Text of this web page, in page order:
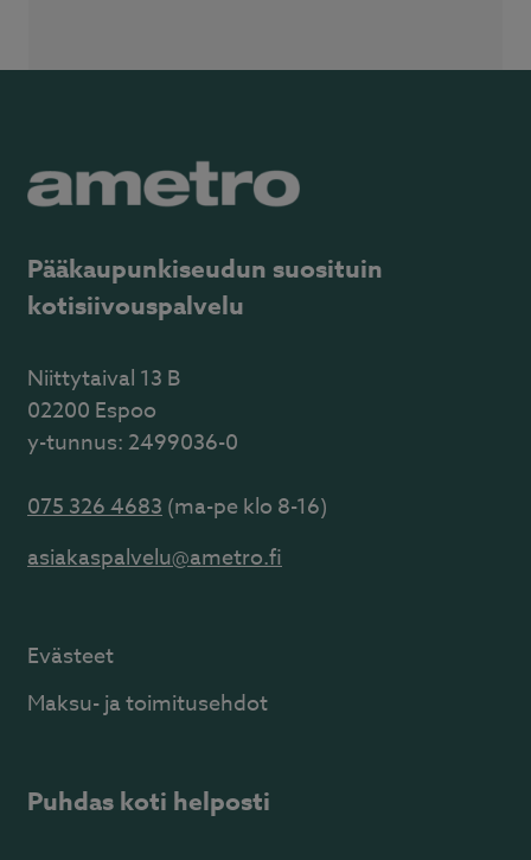
Pääkaupunkiseudun suosituin
kotisiivouspalvelu
Niittytaival 13 B
02200 Espoo
y-tunnus: 2499036-0
075 326 4683(ma-pe klo 8-16)
asiakaspalvelu@ametro.fi
Evästeet
Maksu- ja toimitusehdot
Puhdas koti helposti